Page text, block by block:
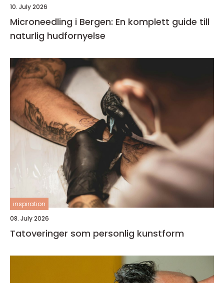
10. July 2026
Microneedling i Bergen: En komplett guide till
naturlig hudfornyelse
inspiration
08. July 2026
Tatoveringer som personlig kunstform